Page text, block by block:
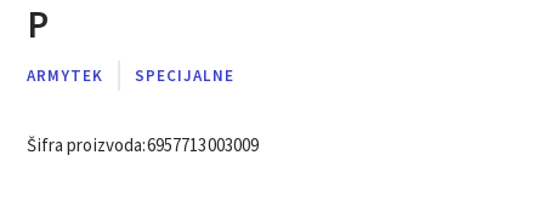
P
ARMYTEK SPECIJALNE
Šifra proizvoda:6957713003009